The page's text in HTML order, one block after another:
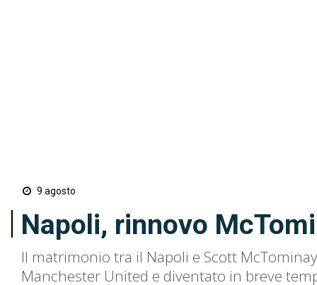
9 agosto
Napoli, rinnovo
Il matrimonio tra il Napoli e Scott
Manchester United e diventato in breve